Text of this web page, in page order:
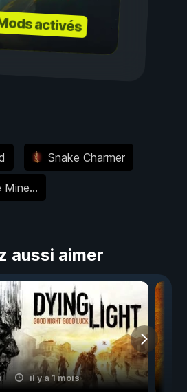
activés
Snake Charmer
Mine...
aussi aimer
il y a 1 mois